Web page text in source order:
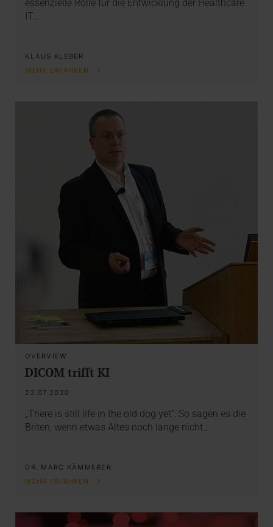
essenzielle Rolle für die Entwicklung der Healthcare
IT…
KLAUS KLEBER
MEHR ERFAHREN
OVERVIEW
DICOM trifft KI
22.07.2020
„There is still life in the old dog yet“: So sagen es die
Briten, wenn etwas Altes noch lange nicht…
DR. MARC KÄMMERER
MEHR ERFAHREN